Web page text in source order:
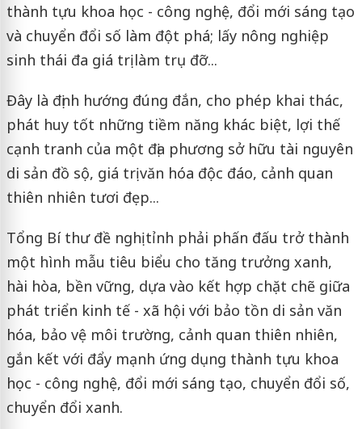
thành tựu khoa học - công nghệ, đổi mới sáng tạo
và chuyển đổi số làm đột phá; lấy nông nghiệp
sinh thái đa giá trị làm trụ đỡ...
Đây là định hướng đúng đắn, cho phép khai thác,
phát huy tốt những tiềm năng khác biệt, lợi thế
cạnh tranh của một địa phương sở hữu tài nguyên
di sản đồ sộ, giá trị văn hóa độc đáo, cảnh quan
thiên nhiên tươi đẹp...
Tổng Bí thư đề nghị tỉnh phải phấn đấu trở thành
một hình mẫu tiêu biểu cho tăng trưởng xanh,
hài hòa, bền vững, dựa vào kết hợp chặt chẽ giữa
phát triển kinh tế - xã hội với bảo tồn di sản văn
hóa, bảo vệ môi trường, cảnh quan thiên nhiên,
gắn kết với đẩy mạnh ứng dụng thành tựu khoa
học - công nghệ, đổi mới sáng tạo, chuyển đổi số,
chuyển đổi xanh.